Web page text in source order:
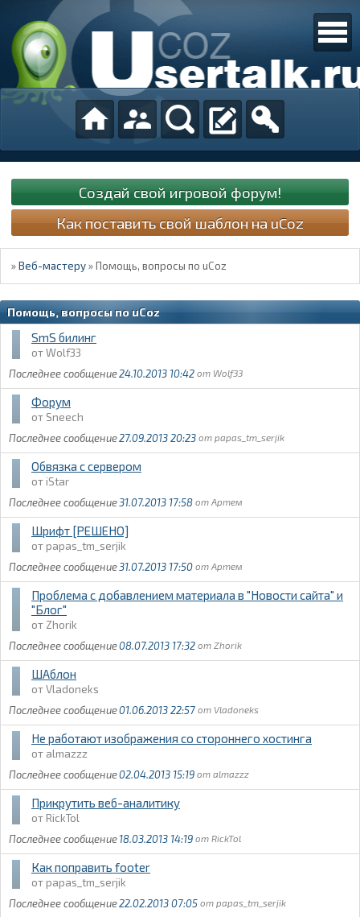
Создай свой игровой форум!
Как поставить свой шаблон на uCoz
»Веб-мастеру »Помощь, вопросы по uCoz
Помощь, вопросы по uCoz
SmS билинг
Wolf33
24.10.2013 10:42
Wolf33
Форум
Sneech
27.09.2013 20:23
papas_tm_serjik
Обвязка с сервером
iStar
31.07.2013 17:58
Артем
Шрифт [РЕШЕНО]
papas_tm_serjik
31.07.2013 17:50
Артем
Проблема с добавлением материала в "Новости сайта" и
"Блог"
Zhorik
08.07.2013 17:32
Zhorik
ШАблон
Vladoneks
01.06.2013 22:57
Vladoneks
Не работают изображения со стороннего хостинга
almazzz
02.04.2013 15:19
almazzz
Прикрутить веб-аналитику
RickTol
18.03.2013 14:19
RickTol
Как поправить footer
papas_tm_serjik
22.02.2013 07:05
papas_tm_serjik